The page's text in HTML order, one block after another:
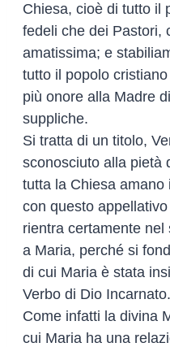
Chiesa, cioè di tutto il
fedeli che dei Pastori,
amatissima; e
tutto il popolo
più onore alla Madre
suppliche.
Si tratta di un titolo,
sconosciuto alla pietà
tutta la Chiesa
con questo
rientra certamente
a Maria, perché si
di cui Maria è stata
Verbo di Dio Incarnato.
Come infatti la divina
cui Maria ha una